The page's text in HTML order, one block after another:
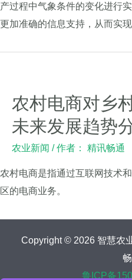
产过程中气象条件的变化进行
更加准确的信息支持，从而实
农村电商对乡
未来发展趋势
农业新闻 / 作者： 精讯畅通
农村电商是指通过互联网技术
区的电商业务。
Copyright © 2026 智慧农
鲁ICP备